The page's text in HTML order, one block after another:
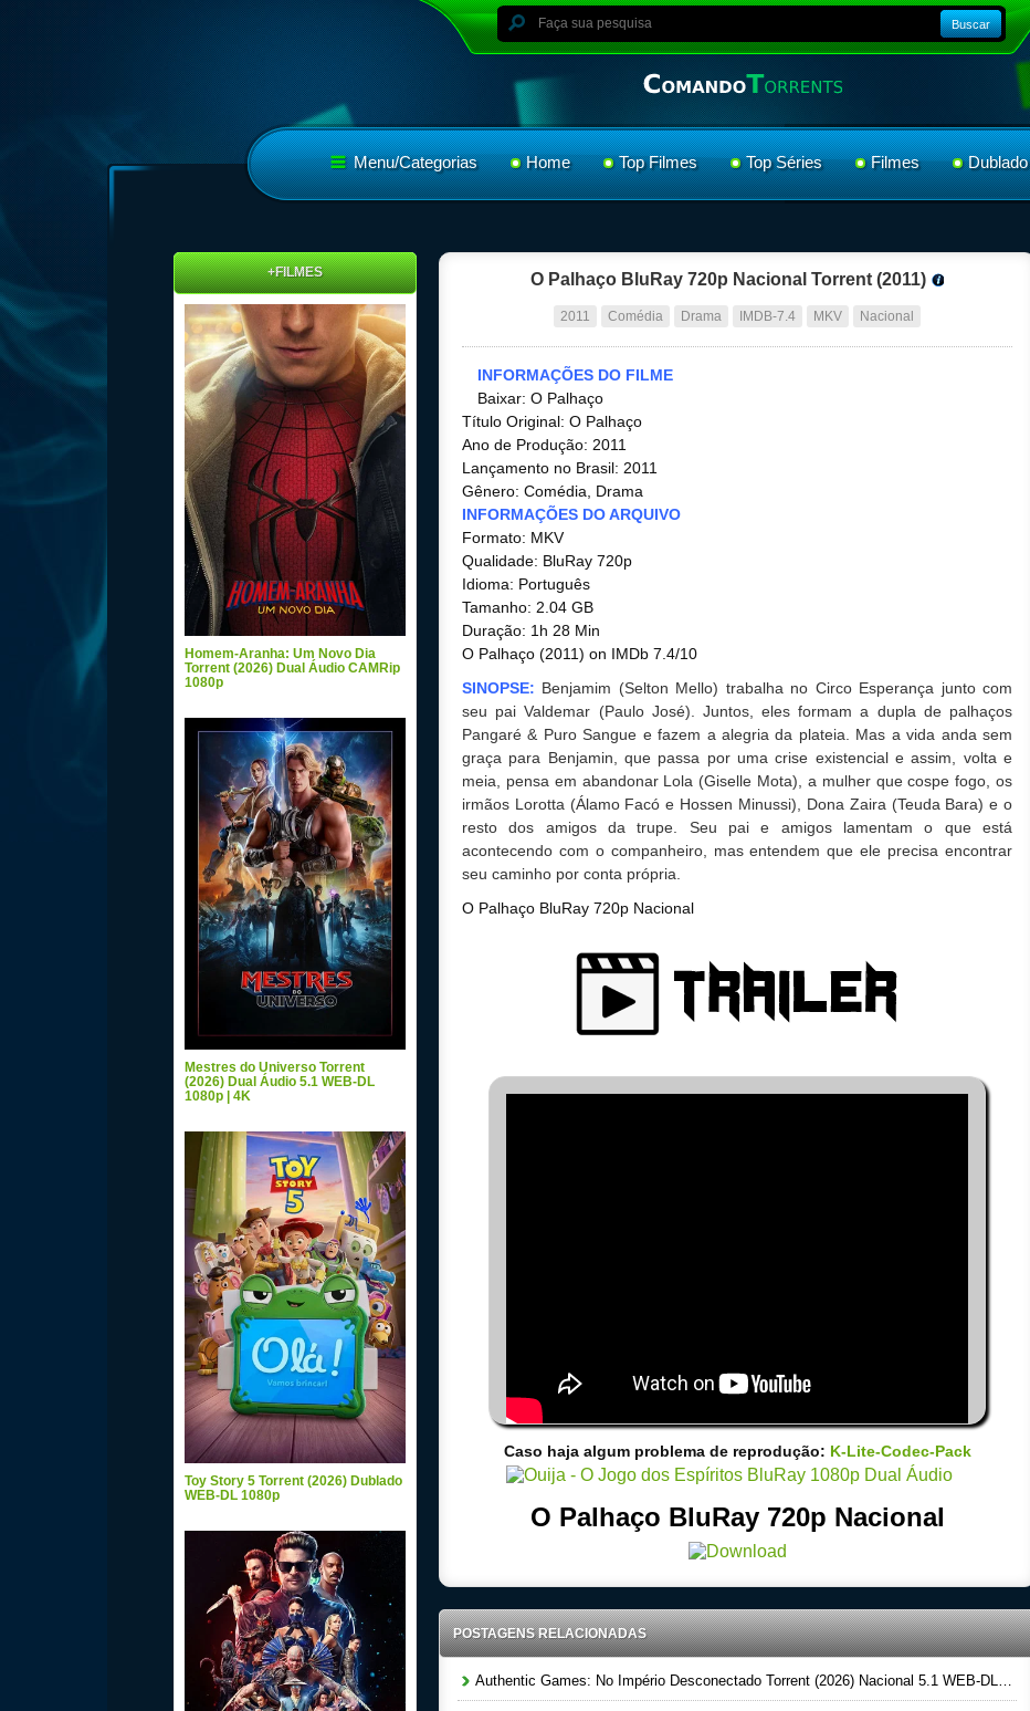
Buscar
Menu/Categorias Home Top Filmes Top Séries Filmes Dublado
O Palhaço BluRay 720p Nacional Torrent (2011)
2011 Comédia Drama IMDB-7.4 MKV Nacional
INFORMAÇÕES DO FILME
Baixar: O Palhaço
Título Original: O Palhaço
Ano de Produção: 2011
Lançamento no Brasil: 2011
Gênero: Comédia, Drama
INFORMAÇÕES DO ARQUIVO
Formato: MKV
Qualidade: BluRay 720p
Idioma: Português
Tamanho: 2.04 GB
Duração: 1h 28 Min
O Palhaço (2011) on IMDb 7.4/10
SINOPSE: Benjamim (Selton Mello) trabalha no Circo Esperança junto com
seu pai Valdemar (Paulo José). Juntos, eles formam a dupla de palhaços
Pangaré & Puro Sangue e fazem a alegria da plateia. Mas a vida anda sem
graça para Benjamin, que passa por uma crise existencial e assim, volta e
meia, pensa em abandonar Lola (Giselle Mota), a mulher que cospe fogo, os
irmãos Lorotta (Álamo Facó e Hossen Minussi), Dona Zaira (Teuda Bara) e o
resto dos amigos da trupe. Seu pai e amigos lamentam o que está
acontecendo com o companheiro, mas entendem que ele precisa encontrar
seu caminho por conta própria.
O Palhaço BluRay 720p Nacional
Caso haja algum problema de reprodução: K-Lite-Codec-Pack
O Palhaço BluRay 720p Nacional
POSTAGENS RELACIONADAS
Authentic Games: No Império Desconectado Torrent (2026) Nacional 5.1 WEB-DL 1080p
+FILMES
Homem-Aranha: Um Novo Dia
Torrent (2026) Dual Áudio CAMRip
1080p
Mestres do Universo Torrent
(2026) Dual Áudio 5.1 WEB-DL
1080p | 4K
Toy Story 5 Torrent (2026) Dublado
WEB-DL 1080p